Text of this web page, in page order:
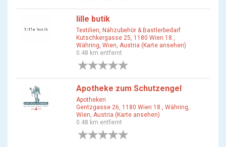
lille butik
Textilien, Nähzubehör & Bastlerbedarf
Kutschkergasse 25, 1180 Wien 18.,
Währing, Wien, Austria (Karte ansehen)
0.48 km entfernt
Apotheke zum Schutzengel
Apotheken
Gentzgasse 26, 1180 Wien 18., Währing,
Wien, Austria (Karte ansehen)
0.48 km entfernt